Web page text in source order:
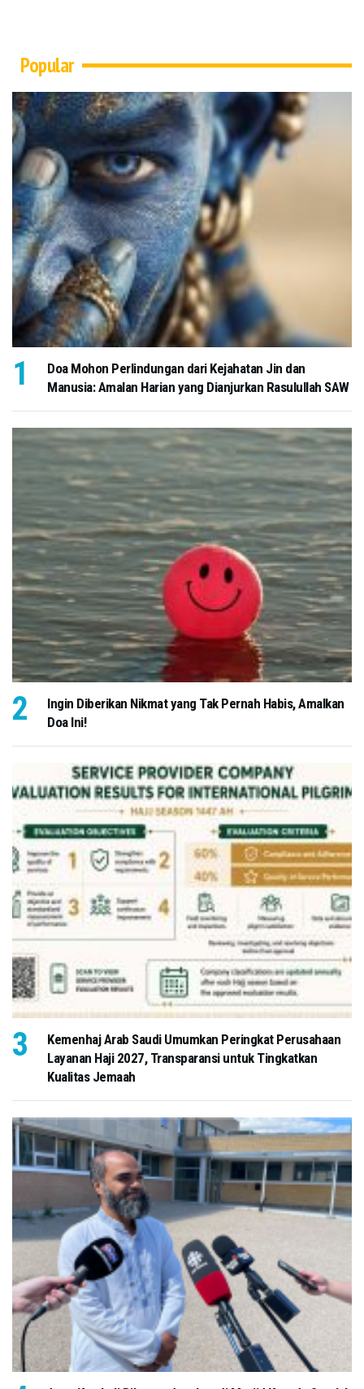
Popular
Doa Mohon Perlindungan dari Kejahatan Jin dan
Manusia: Amalan Harian yang Dianjurkan Rasulullah SAW
Ingin Diberikan Nikmat yang Tak Pernah Habis, Amalkan
Doa Ini!
Kemenhaj Arab Saudi Umumkan Peringkat Perusahaan
Layanan Haji 2027, Transparansi untuk Tingkatkan
Kualitas Jemaah